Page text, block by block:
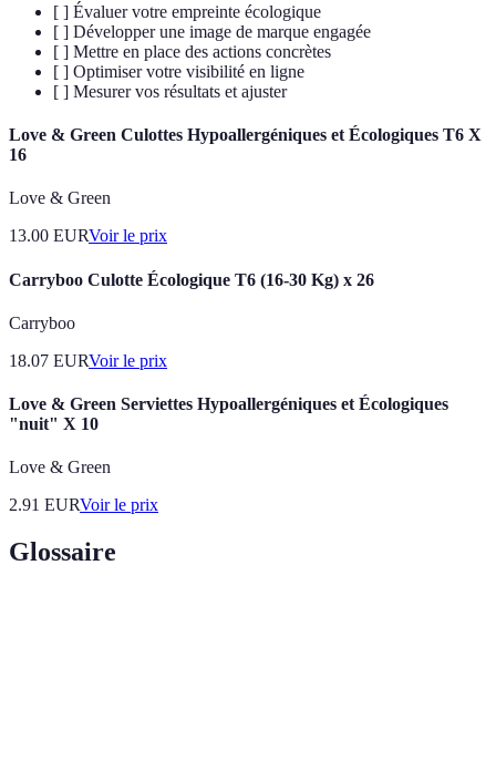
[ ] Évaluer votre empreinte écologique
[ ] Développer une image de marque engagée
[ ] Mettre en place des actions concrètes
[ ] Optimiser votre visibilité en ligne
[ ] Mesurer vos résultats et ajuster
Love & Green Culottes Hypoallergéniques et Écologiques T6 X
16
Love & Green
13.00 EURVoir le prix
Carryboo Culotte Écologique T6 (16-30 Kg) x 26
Carryboo
18.07 EURVoir le prix
Love & Green Serviettes Hypoallergéniques et Écologiques
"nuit" X 10
Love & Green
2.91 EURVoir le prix
Glossaire